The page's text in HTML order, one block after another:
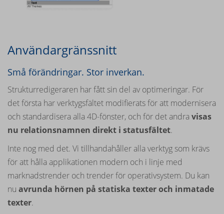
Användargränssnitt
Små förändringar. Stor inverkan.
Strukturredigeraren har fått sin del av optimeringar. För
det första har verktygsfältet modifierats för att modernisera
och standardisera alla 4D-fönster, och för det andra visas
nu relationsnamnen direkt i statusfältet.
Inte nog med det. Vi tillhandahåller alla verktyg som krävs
för att hålla applikationen modern och i linje med
marknadstrender och trender för operativsystem. Du kan
nu avrunda hörnen på statiska texter och inmatade
texter.